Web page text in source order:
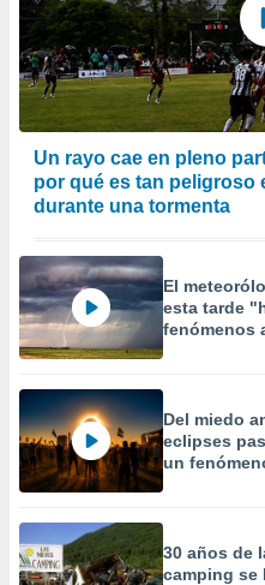
Un rayo cae en pleno
por qué es tan peligroso
durante una tormenta
El
esta tarde
fenómenos
Del miedo
eclipses
un
30 años de
camping se